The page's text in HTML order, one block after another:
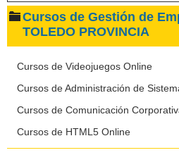
Cursos de Gestión de
TOLEDO PROVINCIA
Cursos de Videojuegos Online
Cursos de Administración de
Cursos de Comunicación
Cursos de HTML5 Online